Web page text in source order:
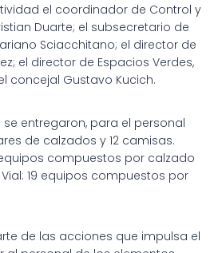
el coordinador de Control y
Duarte; el subsecretario de
Sciacchitano; el director de
el director de Espacios Verdes,
concejal Gustavo Kucich.
entregaron, para el personal
de calzados y 12 camisas.
equipos compuestos por calzado
19 equipos compuestos por
de las acciones que impulsa el